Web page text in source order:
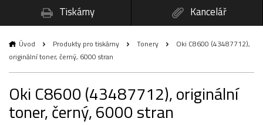
Tiskárny
Kancelář
Úvod Produkty pro tiskárny Tonery
Oki C8600 (43487712),
originální toner, černý, 6000 stran
Oki C8600 (43487712), originální
toner, černý, 6000 stran